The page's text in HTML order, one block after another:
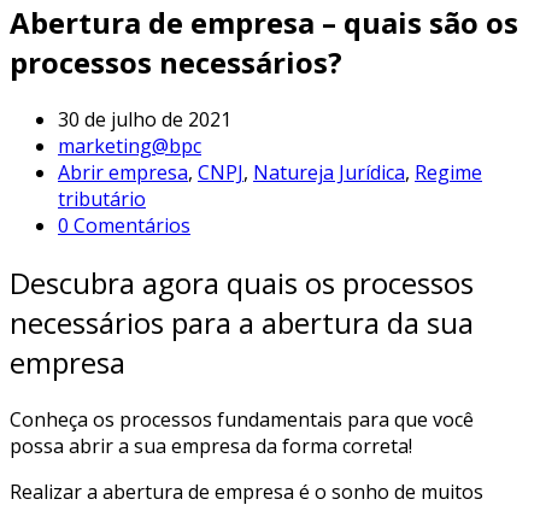
Abertura de empresa – quais são os
processos necessários?
30 de julho de 2021
marketing@bpc
Abrir empresa, CNPJ, Natureja Jurídica, Regime
tributário
0 Comentários
Descubra agora quais os processos
necessários para a abertura da sua
empresa
Conheça os processos fundamentais para que você
possa abrir a sua empresa da forma correta!
Realizar a abertura de empresa é o sonho de muitos